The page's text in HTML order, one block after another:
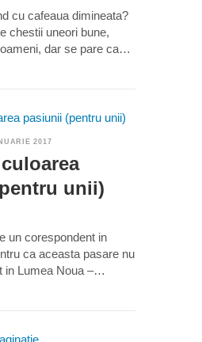
cu cafeaua dimineata?
chestii uneori bune,
dar se pare ca…
2017
unii)
un corespondent in
ca aceasta pasare nu
in Lumea Noua –…